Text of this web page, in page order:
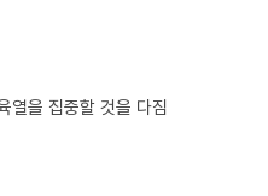
열을 집중할 것을 다짐